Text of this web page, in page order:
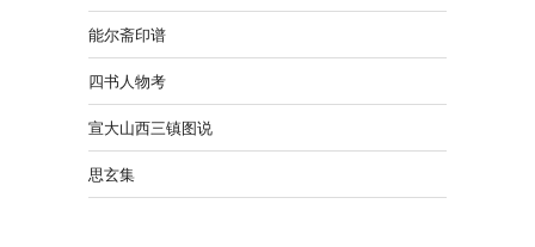
能尔斋印谱
四书人物考
宣大山西三镇图说
思玄集